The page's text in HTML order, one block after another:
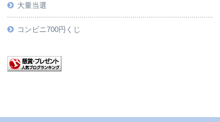
大量当選
コンビニ700円くじ